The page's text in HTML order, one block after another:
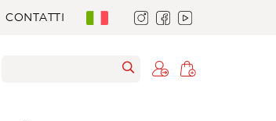
CONTATTI